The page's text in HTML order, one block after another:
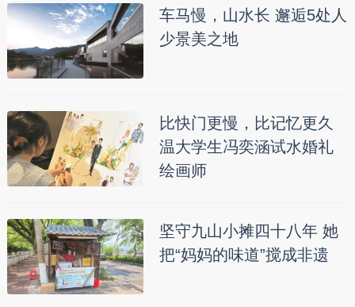
车马慢，山水长 邂逅5处人
少景美之地
比快门更慢，比记忆更久
温大学生冯奕涵试水婚礼
绘画师
坚守九山小摊四十八年 她
把“妈妈的味道”搅成非遗